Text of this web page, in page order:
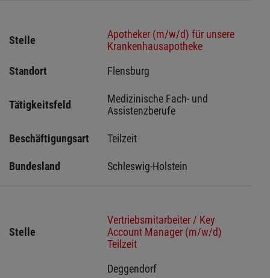
Stelle
Apotheker (m/w/d) für unsere
Krankenhausapotheke
Standort
Flensburg
Tätigkeitsfeld
Medizinische Fach- und
Assistenzberufe
Beschäftigungsart Teilzeit
Bundesland Schleswig-Holstein
Stelle
Vertriebsmitarbeiter / Key
Account Manager (m/w/d)
Teilzeit
Deggendorf